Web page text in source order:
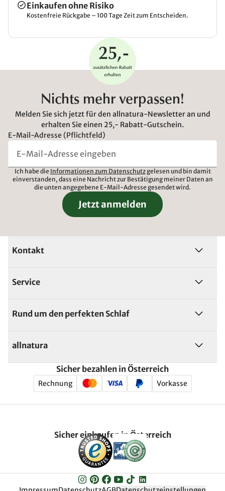
Einkaufen ohne Risiko
Kostenfreie Rückgabe – 100 Tage Zeit zum Entscheiden.
Nichts mehr verpassen!
Melden Sie sich jetzt für den allnatura-Newsletter an und
erhalten Sie einen 25,- Rabatt-Gutschein.
E-Mail-Adresse (Pflichtfeld)
Ich habe die Informationen zum Datenschutzgelesen und bin damit
einverstanden, dass eine Nachricht zur Bestätigung meiner Daten an
die unten angegebene E-Mail-Adresse gesendet wird.
Jetzt anmelden
Kontakt
Service
Rund um den perfekten Schlaf
allnatura
Sicher bezahlen in Österreich
Rechnung Vorkasse
Sicher einkaufen in Österreich